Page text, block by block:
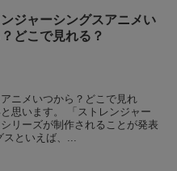
ジャーシングスアニメい
どこで見れる？
ニメいつから？どこで見れ
思います。 「ストレンジャー
リーズが制作されることが発表
スといえば、...